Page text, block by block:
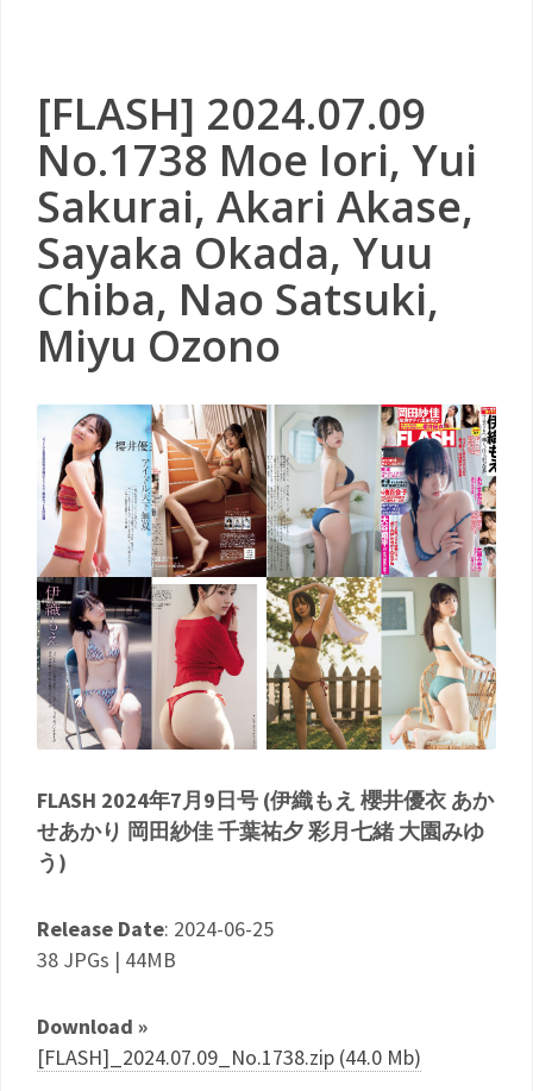
[FLASH] 2024.07.09
No.1738 Moe Iori, Yui
Sakurai, Akari Akase,
Sayaka Okada, Yuu
Chiba, Nao Satsuki,
Miyu Ozono
FLASH 2024年7月9日号 (伊織もえ 櫻井優衣 あか
せあかり 岡田紗佳 千葉祐夕 彩月七緒 大園みゆ
う)
Release Date: 2024-06-25
38 JPGs | 44MB
Download »
[FLASH]_2024.07.09_No.1738.zip (44.0 Mb)